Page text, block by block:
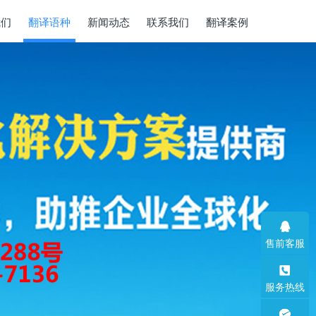
翻译语种 新闻动态 联系我们 翻译案例
售前客服
服务热线